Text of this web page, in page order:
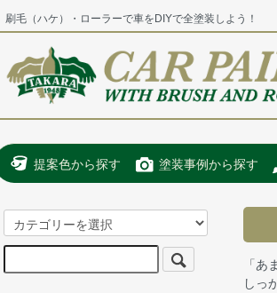
刷毛（ハケ）・ローラーで車をDIYで全塗装しよう！
提案色から探す 塗装事例から探す
「
しっ